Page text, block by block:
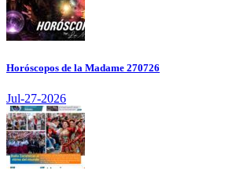
Horóscopos de la Madame 270726
Jul-27-2026